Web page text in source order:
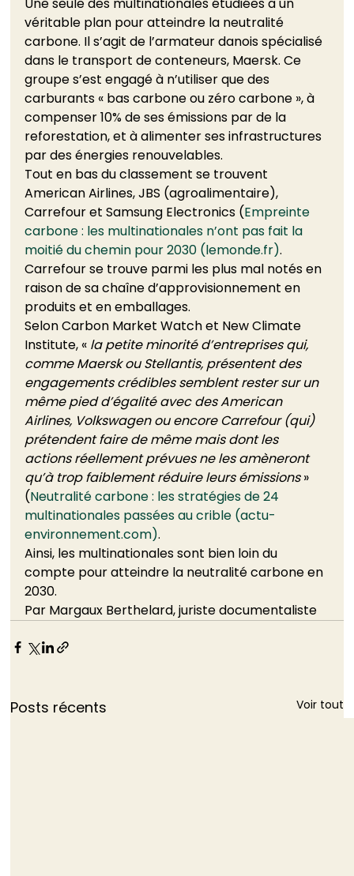
Une seule des multinationales étudiées a un
véritable plan pour atteindre la neutralité
carbone. Il s’agit de l’armateur danois spécialisé
dans le transport de conteneurs, Maersk. Ce
groupe s’est engagé à n’utiliser que des
carburants « bas carbone ou zéro carbone », à
compenser 10% de ses émissions par de la
reforestation, et à alimenter ses infrastructures
par des énergies renouvelables.
Tout en bas du classement se trouvent
American Airlines, JBS (agroalimentaire),
Carrefour et Samsung Electronics (Empreinte
carbone : les multinationales n’ont pas fait la
moitié du chemin pour 2030 (lemonde.fr).
Carrefour se trouve parmi les plus mal notés en
raison de sa chaîne d’approvisionnement en
produits et en emballages.
Selon Carbon Market Watch et New Climate
Institute, « la petite minorité d’entreprises qui,
comme Maersk ou Stellantis, présentent des
engagements crédibles semblent rester sur un
même pied d’égalité avec des American
Airlines, Volkswagen ou encore Carrefour (qui)
prétendent faire de même mais dont les
actions réellement prévues ne les amèneront
qu’à trop faiblement réduire leurs émissions »
(Neutralité carbone : les stratégies de 24
multinationales passées au crible (actu-
environnement.com).
Ainsi, les multinationales sont bien loin du
compte pour atteindre la neutralité carbone en
2030.
Par Margaux Berthelard, juriste documentaliste
Posts récents Voir tout